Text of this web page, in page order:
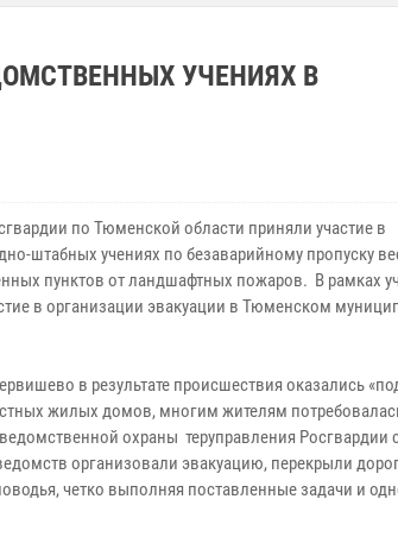
УЧЕНИЯХ В
по Тюменской области приняли участие в
штабных учениях по безаварийному пропуску
пунктов от ландшафтных пожаров. В рамках
в организации эвакуации в Тюменском
в результате происшествия оказались
жилых домов, многим жителям
охраны теруправления Росгвардии
организовали эвакуацию, перекрыли
четко выполняя поставленные задачи и